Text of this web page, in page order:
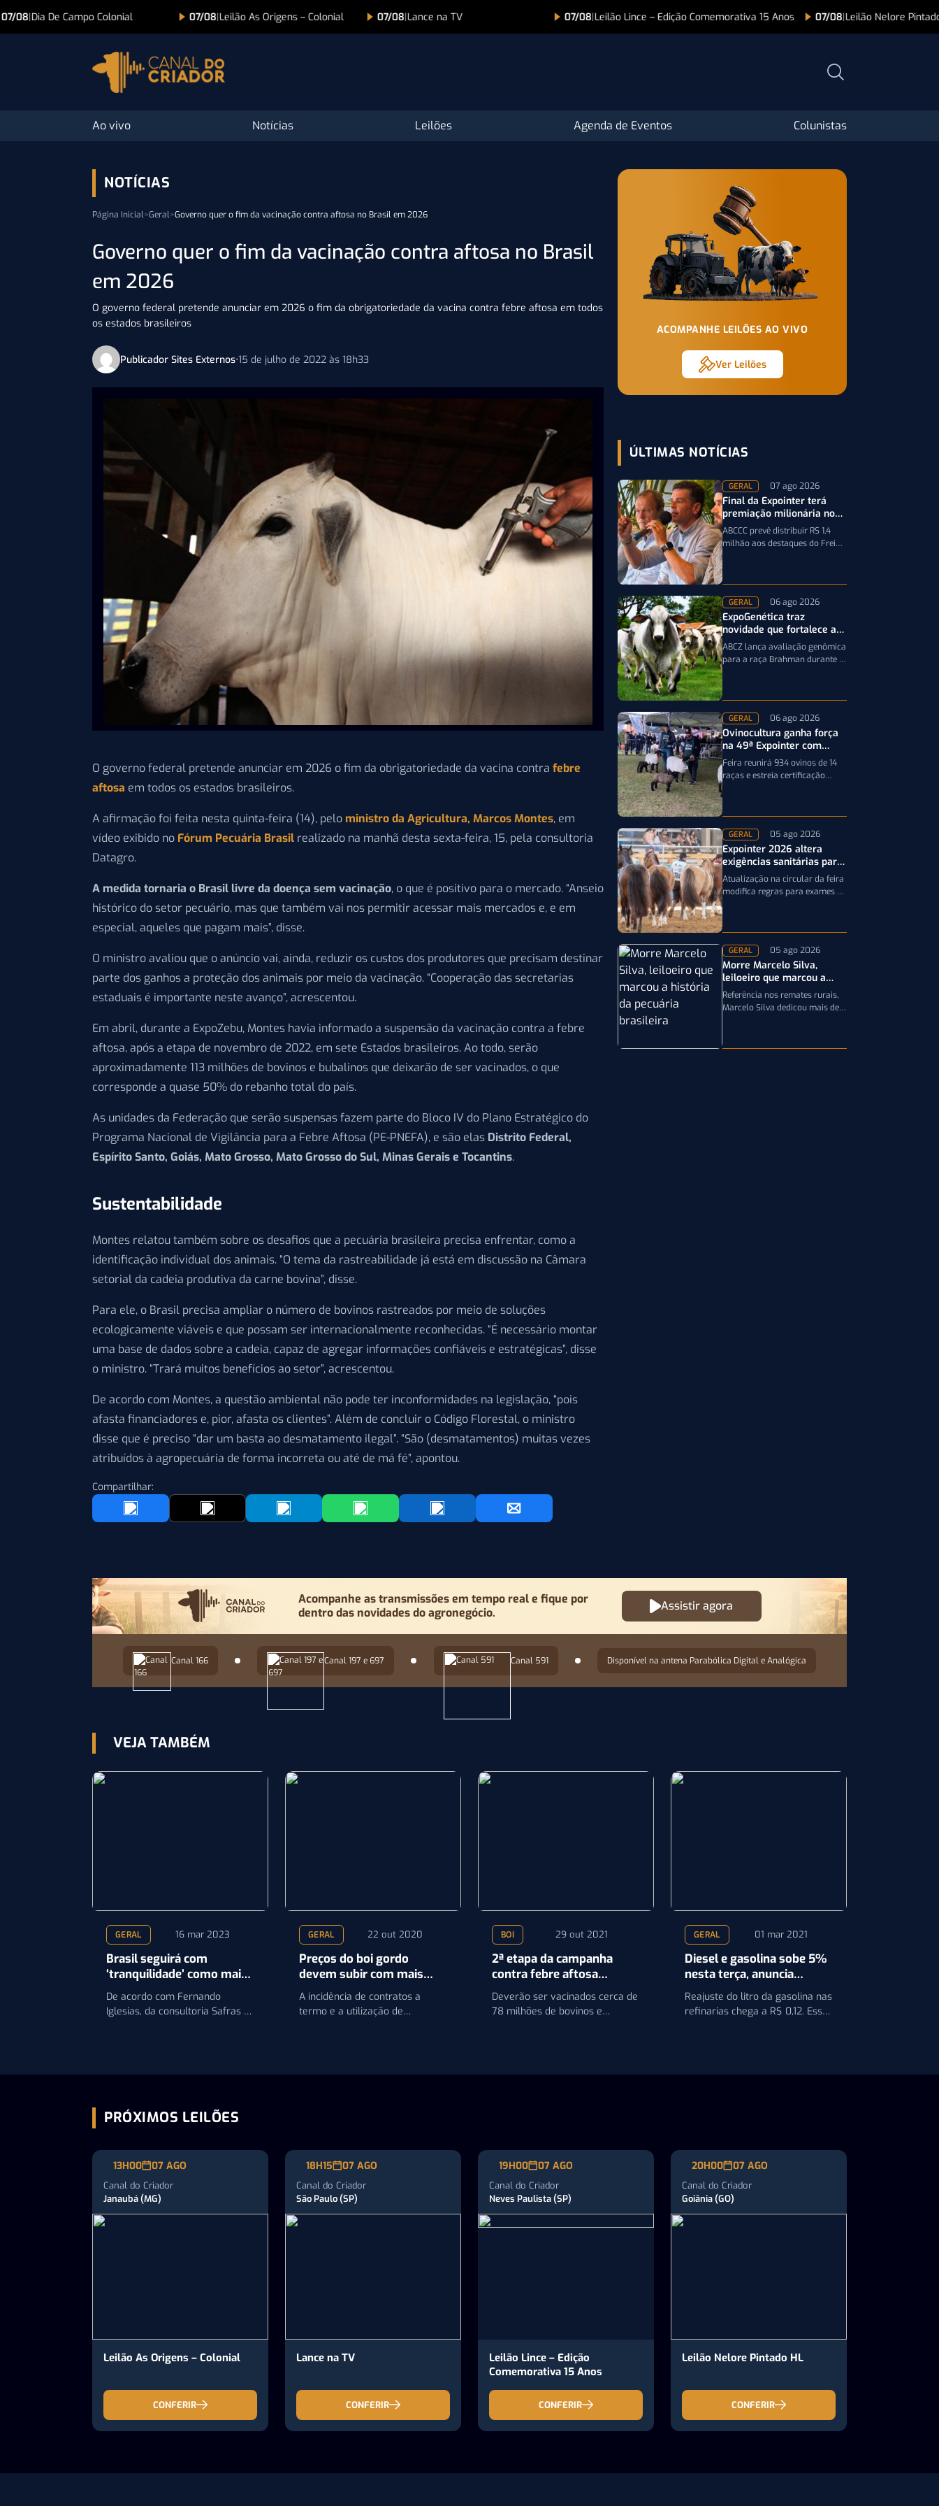
07/08|Leilão As Origens – Colonial 07/08|Lance na TV 07/08|Leilão Lince – Edição Comemorativa 15 Anos 07/08|Leilão Nelore Pintado HL 08/08|Programa Pampa
Ao vivo Notícias Leilões Agenda de Eventos Colunistas
NOTÍCIAS
Página Inicial>Geral>Governo quer o fim da vacinação contra aftosa no Brasil em 2026
Governo quer o fim da vacinação contra aftosa no Brasil
em 2026
O governo federal pretende anunciar em 2026 o fim da obrigatoriedade da vacina contra febre aftosa em todos
os estados brasileiros
Publicador Sites Externos•15 de julho de 2022 às 18h33
O governo federal pretende anunciar em 2026 o fim da obrigatoriedade da vacina contra febre
aftosa em todos os estados brasileiros.
A afirmação foi feita nesta quinta-feira (14), pelo ministro da Agricultura, Marcos Montes, em
vídeo exibido no Fórum Pecuária Brasil realizado na manhã desta sexta-feira, 15, pela consultoria
Datagro.
A medida tornaria o Brasil livre da doença sem vacinação, o que é positivo para o mercado. “Anseio
histórico do setor pecuário, mas que também vai nos permitir acessar mais mercados e, e em
especial, aqueles que pagam mais”, disse.
O ministro avaliou que o anúncio vai, ainda, reduzir os custos dos produtores que precisam destinar
parte dos ganhos a proteção dos animais por meio da vacinação. “Cooperação das secretarias
estaduais é importante neste avanço”, acrescentou.
Em abril, durante a ExpoZebu, Montes havia informado a suspensão da vacinação contra a febre
aftosa, após a etapa de novembro de 2022, em sete Estados brasileiros. Ao todo, serão
aproximadamente 113 milhões de bovinos e bubalinos que deixarão de ser vacinados, o que
corresponde a quase 50% do rebanho total do país.
As unidades da Federação que serão suspensas fazem parte do Bloco IV do Plano Estratégico do
Programa Nacional de Vigilância para a Febre Aftosa (PE-PNEFA), e são elas Distrito Federal,
Espírito Santo, Goiás, Mato Grosso, Mato Grosso do Sul, Minas Gerais e Tocantins.
Sustentabilidade
Montes relatou também sobre os desafios que a pecuária brasileira precisa enfrentar, como a
identificação individual dos animais. “O tema da rastreabilidade já está em discussão na Câmara
setorial da cadeia produtiva da carne bovina”, disse.
Para ele, o Brasil precisa ampliar o número de bovinos rastreados por meio de soluções
ecologicamente viáveis e que possam ser internacionalmente reconhecidas. “É necessário montar
uma base de dados sobre a cadeia, capaz de agregar informações confiáveis e estratégicas”, disse
o ministro. “Trará muitos benefícios ao setor”, acrescentou.
De acordo com Montes, a questão ambiental não pode ter inconformidades na legislação, “pois
afasta financiadores e, pior, afasta os clientes”. Além de concluir o Código Florestal, o ministro
disse que é preciso “dar um basta ao desmatamento ilegal”. “São (desmatamentos) muitas vezes
atribuídos à agropecuária de forma incorreta ou até de má fé”, apontou.
Compartilhar:
ACOMPANHE LEILÕES AO VIVO
Ver Leilões
ÚLTIMAS NOTÍCIAS
GERAL 07 ago 2026
Final da Expointer terá
premiação milionária no
Freio de Ouro em 2027
ABCCC prevê distribuir R$ 1,4
milhão aos destaques do Freio
200 mil para…
GERAL 06 ago 2026
ExpoGenética traz
novidade que fortalece a
genética da raça Brahman
ABCZ lança avaliação genômica
para a raça Brahman durante a
dos rebanhos
GERAL 06 ago 2026
Ovinocultura ganha força
na 49ª Expointer com
quase mil animais
inscritos
Feira reunirá 934 ovinos de 14
raças e estreia certificação
GERAL 05 ago 2026
Expointer 2026 altera
exigências sanitárias para
entrada de animais;
entenda
Atualização na circular da feira
modifica regras para exames e
Expointer 2026
GERAL 05 ago 2026
Morre Marcelo Silva,
leiloeiro que marcou a
história da pecuária
brasileira
Referência nos remates rurais,
Marcelo Silva dedicou mais de
Crioulos,…
Acompanhe as transmissões em tempo real e fique por
dentro das novidades do agronegócio.
Assistir agora
Canal 166 Canal 197 e 697 Canal 591 Disponível na antena Parabólica Digital e Analógica
VEJA TAMBÉM
GERAL 16 mar 2023
Brasil seguirá com
‘tranquilidade’ como maior
exportador de carne
bovina, projeta analista
De acordo com Fernando
Iglesias, da consultoria Safras &
GERAL 22 out 2020
Preços do boi gordo
devem subir com mais
força no último bimestre
do ano, avalia Safras
A incidência de contratos a
termo e a utilização de
BOI 29 out 2021
2ª etapa da campanha
contra febre aftosa
começa dia 1º de
novembro
Deverão ser vacinados cerca de
78 milhões de bovinos e
GERAL 01 mar 2021
Diesel e gasolina sobe 5%
nesta terça, anuncia
Petrobras
Reajuste do litro da gasolina nas
refinarias chega a R$ 0,12. Essa
PRÓXIMOS LEILÕES
13H00 07 AGO
Canal do Criador
Janaubá (MG)
Leilão As Origens – Colonial
CONFERIR
18H15 07 AGO
Canal do Criador
São Paulo (SP)
Lance na TV
CONFERIR
19H00 07 AGO
Canal do Criador
Neves Paulista (SP)
Leilão Lince – Edição
Comemorativa 15 Anos
CONFERIR
20H00 07 AGO
Canal do Criador
Goiânia (GO)
Leilão Nelore Pintado HL
CONFERIR